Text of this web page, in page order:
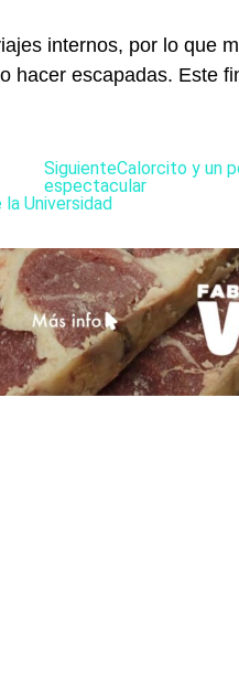
internos, por lo que
hacer escapadas. Este
SiguienteCalorcito y un
espectacular
Universidad